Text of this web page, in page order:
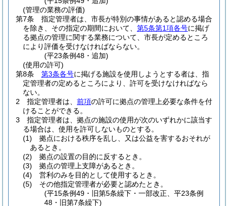
(管理の業務の評価)
第7条
指定管理者は、市長が特別の事情があると認める場合
を除き、その指定の期間において、 第5条第1項各号に掲げ
る拠点の管理に関する業務について、市長が定めるところ
により評価を受けなければならない。
(平23条例48・追加)
(使用の許可)
第8条
第3条各号に掲げる施設を使用しようとする者は、指
定管理者の定めるところにより、許可を受けなければなら
ない。
2
指定管理者は、 前項の許可に拠点の管理上必要な条件を付
けることができる。
3
指定管理者は、拠点の施設の使用が次のいずれかに該当す
る場合は、使用を許可しないものとする。
(1)
拠点における秩序を乱し、又は公益を害するおそれが
あるとき。
(2)
拠点の設置の目的に反するとき。
(3)
拠点の管理上支障があるとき。
(4)
営利のみを目的として使用するとき。
(5)
その他指定管理者が必要と認めたとき。
(平15条例49・旧第5条繰下・一部改正、平23条例
48・旧第7条繰下)